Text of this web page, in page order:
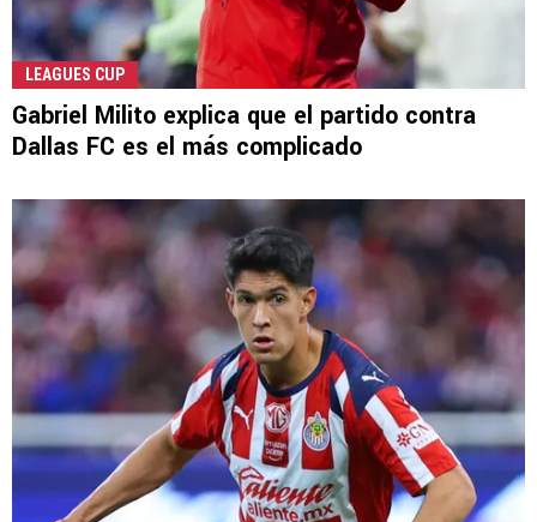
LEAGUES CUP
Gabriel Milito explica que el partido contra
Dallas FC es el más complicado